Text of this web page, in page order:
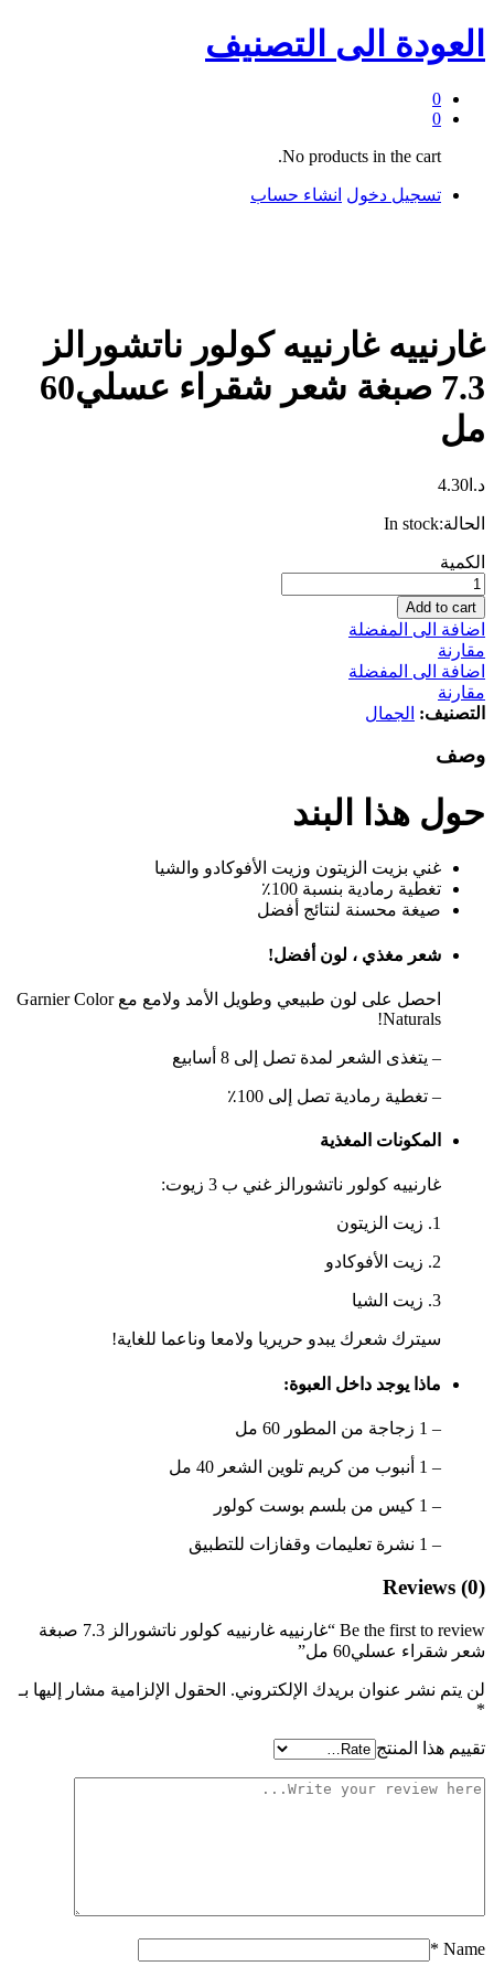
العودة الى التصنيف
0
0
No products in the cart.
تسجيل دخول انشاء حساب
غارنييه غارنييه كولور ناتشورالز
7.3 صبغة شعر شقراء عسلي60
مل
د.ا 4.30
الحالة:In stock
غارنييه
غارنييه
كولور
ناتشورالز
7.3
صبغة
شعر
شقراء
كمية
الكمية
Add to cart
اضافة الى المفضلة
مقارنة
اضافة الى المفضلة
مقارنة
التصنيف: الجمال
وصف
حول هذا البند
غني بزيت الزيتون وزيت الأفوكادو والشيا
تغطية رمادية بنسبة 100٪
صيغة محسنة لنتائج أفضل
شعر مغذي ، لون أفضل!
احصل على لون طبيعي وطويل الأمد ولامع مع Garnier Color
Naturals!
– يتغذى الشعر لمدة تصل إلى 8 أسابيع
– تغطية رمادية تصل إلى 100٪
المكونات المغذية
غارنييه كولور ناتشورالز غني ب 3 زيوت :
1. زيت الزيتون
2. زيت الأفوكادو
3. زيت الشيا
سيترك شعرك يبدو حريريا ولامعا وناعما للغاية!
ماذا يوجد داخل العبوة:
– 1 زجاجة من المطور 60 مل
– 1 أنبوب من كريم تلوين الشعر 40 مل
– 1 كيس من بلسم بوست كولور
– 1 نشرة تعليمات وقفازات للتطبيق
Reviews (0)
Be the first to review “غارنييه غارنييه كولور ناتشورالز 7.3 صبغة
شعر شقراء عسلي60 مل”
لن يتم نشر عنوان بريدك الإلكتروني. الحقول الإلزامية مشار إليها بـ
*
تقييم هذا المنتج
Name
*